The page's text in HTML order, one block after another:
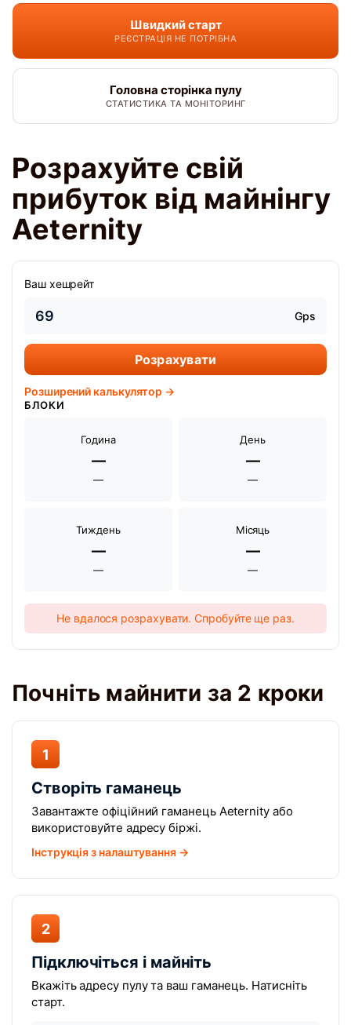
Швидкий старт
РЕЄСТРАЦІЯ НЕ ПОТРІБНА
Головна сторінка пулу
СТАТИСТИКА ТА МОНІТОРИНГ
Розрахуйте свій
прибуток від майнінгу
Aeternity
Ваш хешрейт
Gps
Розрахувати
Розширений калькулятор →
БЛОКИ
Година
—
—
День
—
—
Тиждень
—
—
Місяць
—
—
Не вдалося розрахувати. Спробуйте ще раз.
Почніть майнити за 2 кроки
1
Створіть гаманець
Завантажте офіційний гаманець Aeternity або
використовуйте адресу біржі.
Інструкція з налаштування →
2
Підключіться і майніть
Вкажіть адресу пулу та ваш гаманець. Натисніть
старт.